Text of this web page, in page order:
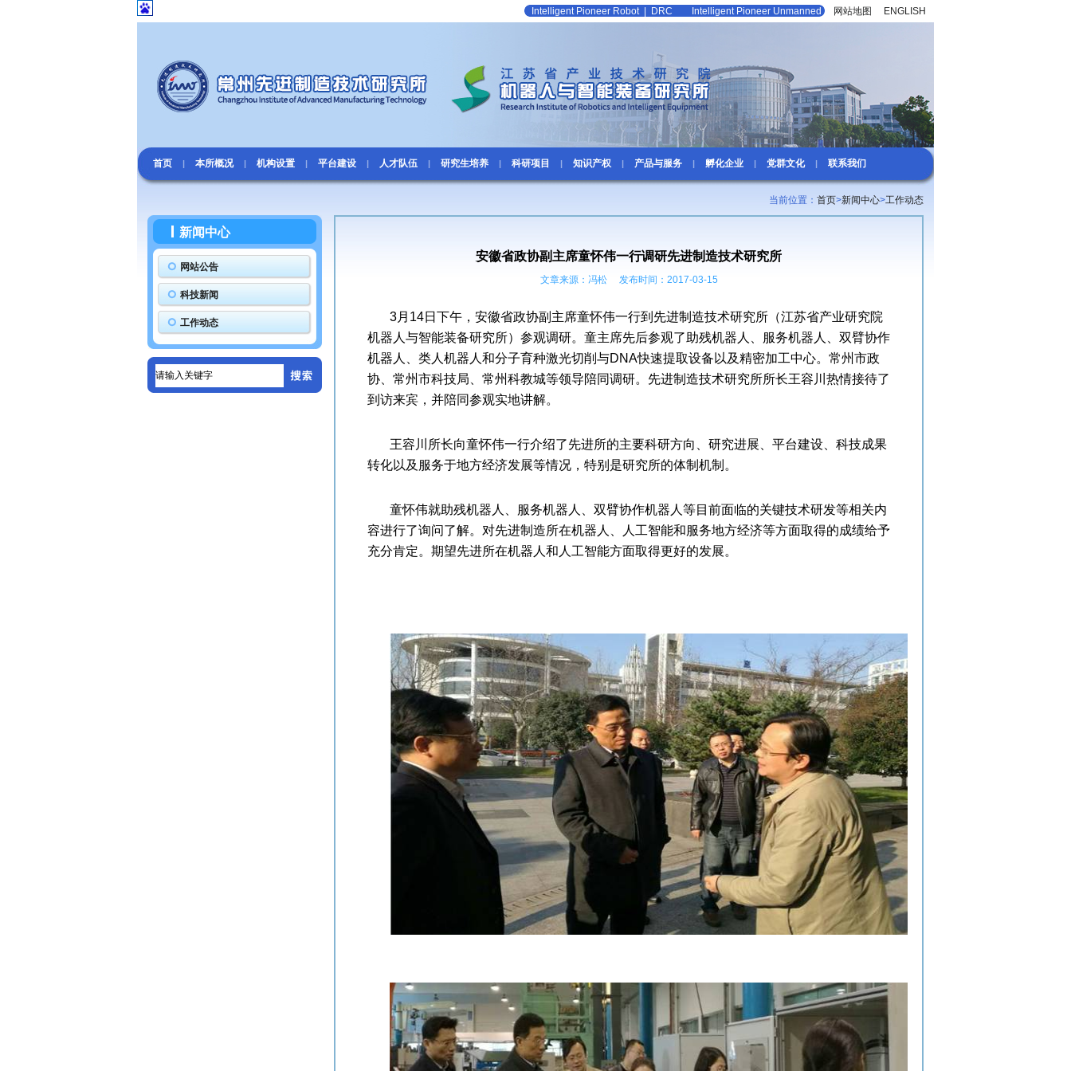
Intelligent Pioneer Robot| DRC Intelligent Pioneer Unmanned 网站地图 ENGLISH
首页 | 本所概况 | 机构设置 | 平台建设 | 人才队伍 | 研究生培养 | 科研项目 | 知识产权 | 产品与服务 | 孵化企业 | 党群文化 | 联系我们
当前位置： 首页>新闻中心>工作动态
新闻中心
网站公告
科技新闻
工作动态
安徽省政协副主席童怀伟一行调研先进制造技术研究所
文章来源：冯松 发布时间：2017-03-15
3月 14日下午，安徽省政协副主席童怀伟一行到先进制造技术研究所（江苏省产业研究院
机器人与智能装备研究所）参观调研。童主席先后参观了助残机器人、服务机器人、双臂协作
机器人、类人机器人和分子育种激光切削与DNA快速提取设备以及精密加工中心。常州市政
协、常州市科技局、常州科教城等领导陪同调研。先进制造技术研究所所长王容川热情接待了
到访来宾，并陪同参观实地讲解。
王容川所长向童怀伟一行介绍了先进所的主要科研方向、研究进展、平台建设、科技成果
转化以及服务于地方经济发展等情况，特别是研究所的体制机制。
童怀伟就助残机器人、服务机器人、双臂协作机器人等目前面临的关键技术研发等相关内
容进行了询问了解。对先进制造所在机器人、人工智能和服务地方经济等方面取得的成绩给予
充分肯定。期望先进所在机器人和人工智能方面取得更好的发展。